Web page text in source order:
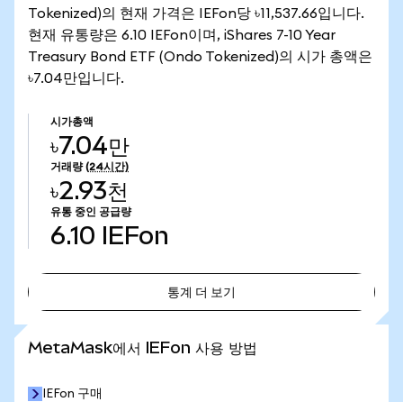
Tokenized)의 현재 가격은 IEFon당 ৳11,537.66입니다.
현재 유통량은 6.10 IEFon이며, iShares 7-10 Year
Treasury Bond ETF (Ondo Tokenized)의 시가 총액은
৳7.04만입니다.
시가총액
৳7.04만
거래량 (24시간)
৳2.93천
유통 중인 공급량
6.10 IEFon
통계 더 보기
MetaMask에서 IEFon 사용 방법
IEFon 구매